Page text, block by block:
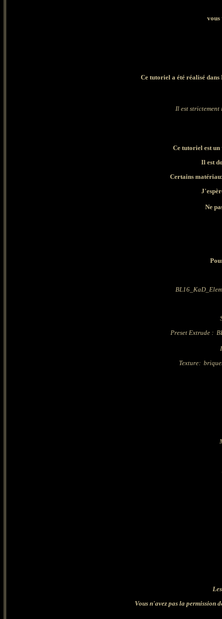
Ce tutoriel a été réalisé dans
Il est
Ce tutoriel est
Il est
Certains
Ne
Preset Extrude :
Texture:
Vous n'avez pas la permission